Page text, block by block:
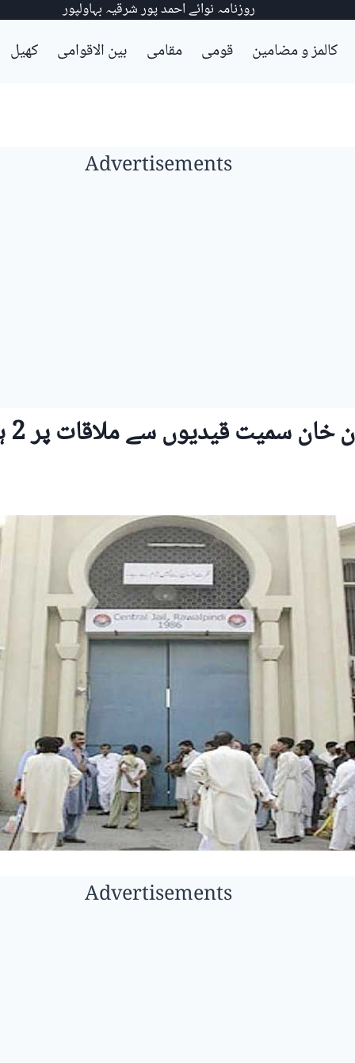
روزنامہ نوائے احمد پور شرقیہ بہاولپور
کالمز و مضامین قومی مقامی بین الاقوامی کھیل
Advertisements
قیدیوں سے ملاقات پر 2 ہفتوں کی پابندی عائد
Advertisements